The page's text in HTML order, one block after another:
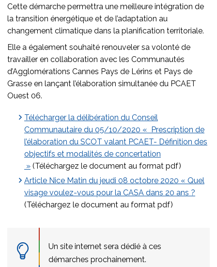
Cette démarche permettra une meilleure intégration de
la transition énergétique et de l’adaptation au
changement climatique dans la planification territoriale.
Elle a également souhaité renouveler sa volonté de
travailler en collaboration avec les Communautés
d’Agglomérations Cannes Pays de Lérins et Pays de
Grasse en lançant l’élaboration simultanée du PCAET
Ouest 06.
Télécharger la délibération du Conseil
Communautaire du 05/10/2020 « Prescription de
l’élaboration du SCOT valant PCAET- Définition des
objectifs et modalités de concertation
» (Téléchargez le document au format pdf)
Article Nice Matin du jeudi 08 octobre 2020 « Quel
visage voulez-vous pour la CASA dans 20 ans ?
(Téléchargez le document au format pdf)
Un site internet sera dédié à ces
démarches prochainement.